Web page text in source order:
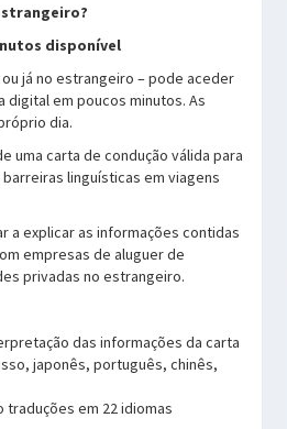
disponível
já no estrangeiro – pode aceder
digital em poucos minutos. As
dia.
uma carta de condução válida para
linguísticas em viagens
a explicar as informações contidas
empresas de aluguer de
privadas no estrangeiro.
das informações da carta
japonês, português, chinês,
em 22 idiomas